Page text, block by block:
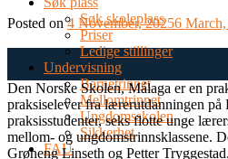
Søk skoleplass
Priser
Ledige stillinger
Undervisning
Barnetrinnet
Mellomtrinnet
Ungdomsskolen
Sikkerhet
FAU
Posted on4 November, 20256
Nov
Den Norske Skolen, Málaga er en
praksiselever fra lærerutdanningen
praksisstudenter, seks flotte unge
mellom- og ungdomstrinnsklassene.
Grøneng Linseth og Petter